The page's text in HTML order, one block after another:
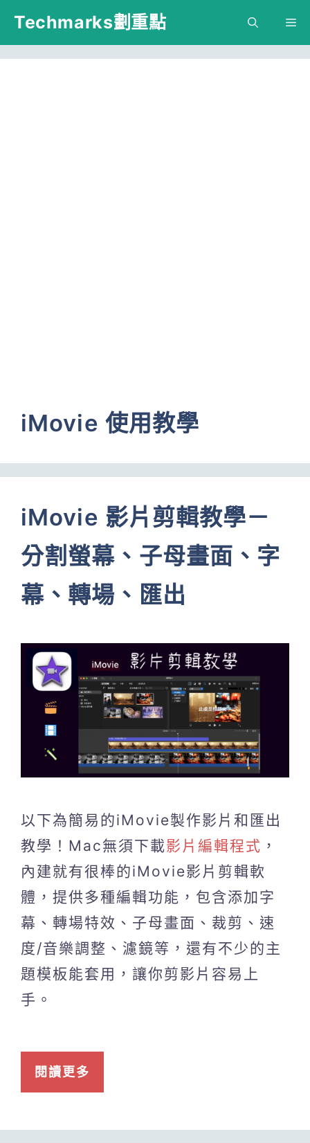
跳
主
Techmarks劃重點
iMovie 使用教學
iMovie 影片剪輯教學－
分割螢幕、子母畫面、字
幕、轉場、匯出
以下為簡易的iMovie製作影片和匯出
教學！Mac無須下載影片編輯程式 ，
內建就有很棒的iMovie影片剪輯軟
體，提供多種編輯功能，包含添加字
幕、轉場特效、子母畫面、裁剪、速
度/音樂調整、濾鏡等，還有不少的主
題模板能套用，讓你剪影片容易上
手。
閱讀更多